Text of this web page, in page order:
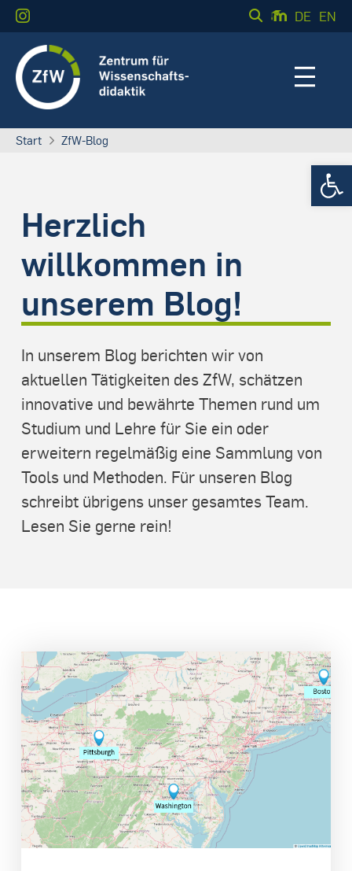
DE EN
Start ZfW-Blog
Herzlich
willkommen in
unserem Blog!
In unserem Blog berichten wir von
aktuellen Tätigkeiten des ZfW, schätzen
innovative und bewährte Themen rund um
Studium und Lehre für Sie ein oder
erweitern regelmäßig eine Sammlung von
Tools und Methoden. Für unseren Blog
schreibt übrigens unser gesamtes Team.
Lesen Sie gerne rein!